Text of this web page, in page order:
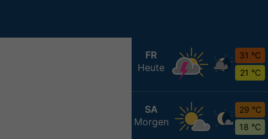
FR
Heute
31 °C
21 °C
SA
Morgen
29 °C
18 °C